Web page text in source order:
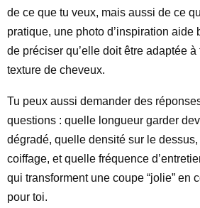
de ce que tu veux, mais aussi de ce
pratique, une photo d’inspiration aide
de préciser qu’elle doit être adaptée
texture de cheveux.
Tu peux aussi demander des
questions : quelle longueur garder
dégradé, quelle densité sur le
coiffage, et quelle fréquence
qui transforment une coupe “jolie” en
pour toi.